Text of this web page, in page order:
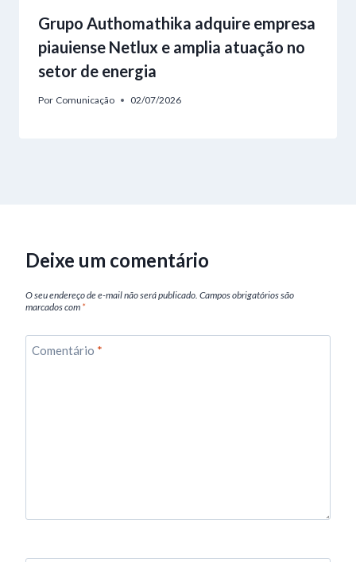
Grupo Authomathika adquire empresa
piauiense Netlux e amplia atuação no
setor de energia
Por Comunicação 02/07/2026
Deixe um comentário
O seu endereço de e-mail não será publicado. Campos obrigatórios são
marcados com *
Comentário *